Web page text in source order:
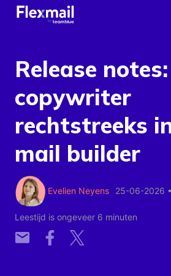
Release
copywriter
rechtstreeks
mail builder
Evelien Neyens 25-06-2026 •
Leestijd is ongeveer 6 minuten